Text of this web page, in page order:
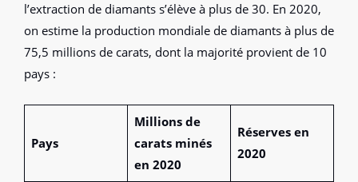
l’extraction de diamants s’élève à plus de 30. En 2020,
on estime la production mondiale de diamants à plus de
75,5 millions de carats, dont la majorité provient de 10
pays :
Pays
Millions de
carats minés
en 2020
Réserves en
2020